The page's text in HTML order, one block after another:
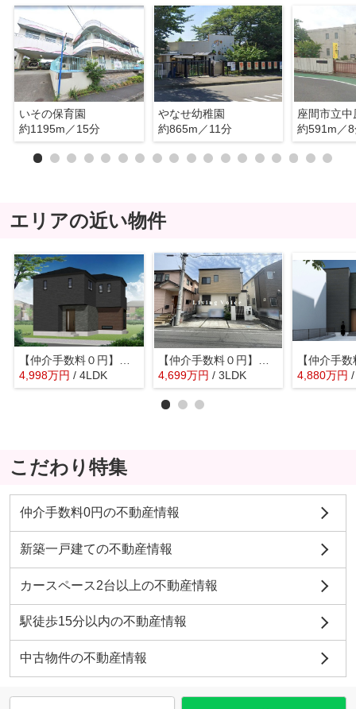
いその保育園
約1195m／15分
やなせ幼稚園
約865m／11分
座間市立中
約591m／
エリアの近い物件
【仲介手数料０円】座間市第4入谷東 新築一戸建て
4,998万円 / 4LDK
【仲介手数料０円】座間市相武台3丁目 中古一戸建て
4,699万円 / 3LDK 4,880万円
こだわり特集
仲介手数料0円の不動産情報
新築一戸建ての不動産情報
カースペース2台以上の不動産情報
駅徒歩15分以内の不動産情報
中古物件の不動産情報